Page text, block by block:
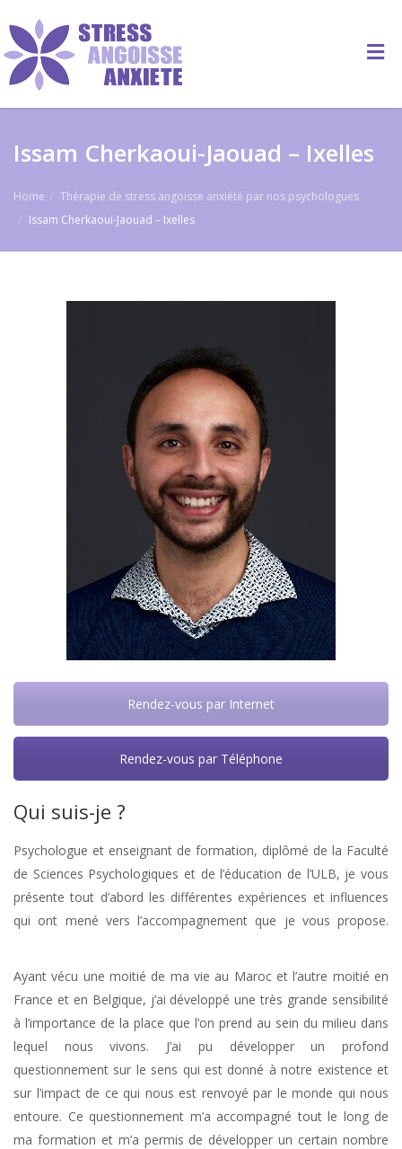
Issam Cherkaoui-Jaouad – Ixelles
Home
Thérapie de stress angoisse anxiété par nos psychologues
Issam Cherkaoui-Jaouad – Ixelles
Qui suis-je ?
Psychologue et enseignant de formation, diplômé de la Faculté
de Sciences Psychologiques et de l’éducation de l’ULB, je vous
présente tout d’abord les différentes expériences et influences
qui ont mené vers l’accompagnement que je vous propose.
Ayant vécu une moitié de ma vie au Maroc et l’autre moitié en
France et en Belgique, j’ai développé une très grande sensibilité
à l’importance de la place que l’on prend au sein du milieu dans
lequel nous vivons. J’ai pu développer un profond
questionnement sur le sens qui est donné à notre existence et
sur l’impact de ce qui nous est renvoyé par le monde qui nous
entoure. Ce questionnement m’a accompagné tout le long de
ma formation et m’a permis de développer un certain nombre
Rendez-vous par Internet
Rendez-vous par Téléphone